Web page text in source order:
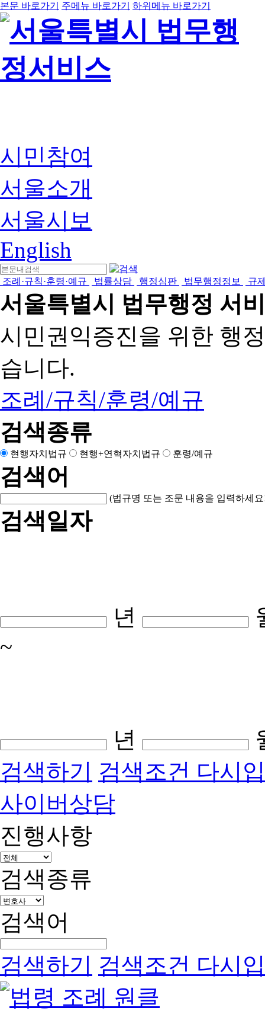
본문 바로가기 주메뉴 바로가기 하위메뉴 바로가기
시민참여
서울소개
서울시보
English
조례·규칙·훈령·예규 법률상담 행정심판 법무행정정보 규
서울특별시 법무행정 서
시민권익증진을 위한 행
습니다.
조례/규칙/훈령/예규
검색종류
현행자치법규 현행+연혁자치법규 훈령/예규
검색어
(법규명 또는 조문 내용을 입력하세
검색일자
년
~
년
검색하기 검색조건 다시
사이버상담
진행사항
검색종류
검색어
검색하기 검색조건 다시